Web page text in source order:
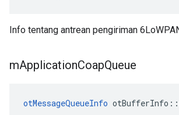
Info tentang antrean pengiriman
mApplicationCoapQueue
otMessageQueueInfo otBufferInfo ::